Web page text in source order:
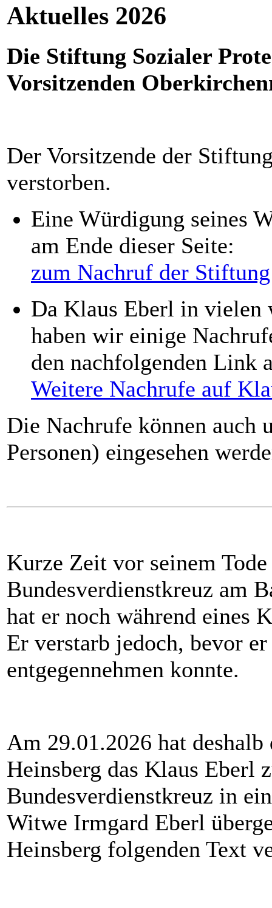
Aktuelles 2026
Die Stiftung Sozialer
Vorsitzenden
Der Vorsitzende der
verstorben.
Eine Würdigung seines
am Ende dieser Seite:
zum Nachruf der Stiftung
Da Klaus Eberl in vielen
haben wir einige
den nachfolgenden Link
Weitere Nachrufe auf
Die Nachrufe können auch
Personen) eingesehen
Kurze Zeit vor seinem
Bundesverdienstkreuz am
hat er noch während eines
Er verstarb jedoch, bevor
entgegennehmen konnte.
Am 29.01.2026 hat
Heinsberg das Klaus Eberl
Bundesverdienstkreuz in
Witwe Irmgard Eberl
Heinsberg folgenden Text